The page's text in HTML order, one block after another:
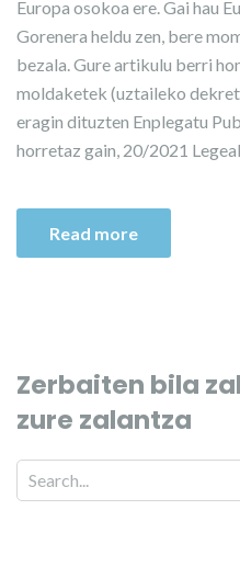
Europa osokoa ere. Gai hau
Gorenera heldu zen, bere
bezala. Gure artikulu berri
moldaketek (uztaileko
eragin dituzten Enplegatu
horretaz gain, 20/2021
Read more
Zerbaiten bila
zure zalantza